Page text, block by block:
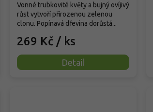
269 Kč / ks
Detail
Vonné trubkovité květy a bujný ovíjivý
růst vytvoří přirozenou zelenou
clonu. Popínavá dřevina dorůstá...